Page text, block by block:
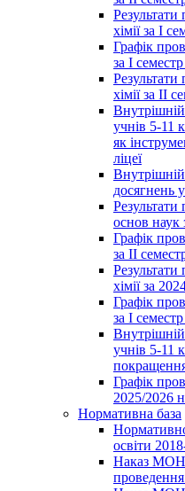
Результати
хімії за І
Графік
за І
Результати
хімії за ІІ
Внутрішній
учнів 5-11
як
ліцеї
досягнень
Результати
основ наук
Графік
за ІІ
Результати
хімії за
Графік
за І
Внутрішній
учнів 5-11
Графік
2025/2026
Нормативна база
освіти
Наказ МОН